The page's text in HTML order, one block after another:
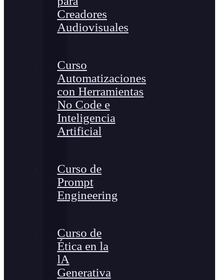
Creadores
Audiovisuales
Curso
Automatizaciones
con Herramientas
No Code e
Inteligencia
Artificial
Curso de
Prompt
Engineering
Curso de
Ética en la
lA
Generativa